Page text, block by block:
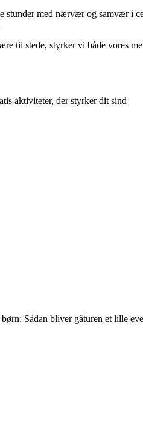
stunder med nærvær og samvær i
til stede, styrker vi både vores
aktiviteter, der styrker dit sind
Sådan bliver gåturen et lille